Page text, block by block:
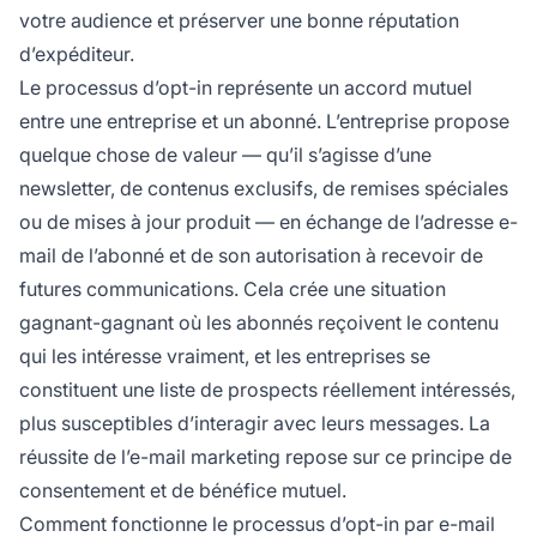
votre audience et préserver une bonne réputation
d’expéditeur.
Le processus d’opt-in représente un accord mutuel
entre une entreprise et un abonné. L’entreprise propose
quelque chose de valeur — qu’il s’agisse d’une
newsletter, de contenus exclusifs, de remises spéciales
ou de mises à jour produit — en échange de l’adresse e-
mail de l’abonné et de son autorisation à recevoir de
futures communications. Cela crée une situation
gagnant-gagnant où les abonnés reçoivent le contenu
qui les intéresse vraiment, et les entreprises se
constituent une liste de prospects réellement intéressés,
plus susceptibles d’interagir avec leurs messages. La
réussite de l’e-mail marketing repose sur ce principe de
consentement et de bénéfice mutuel.
Comment fonctionne le processus d’opt-in par e-mail